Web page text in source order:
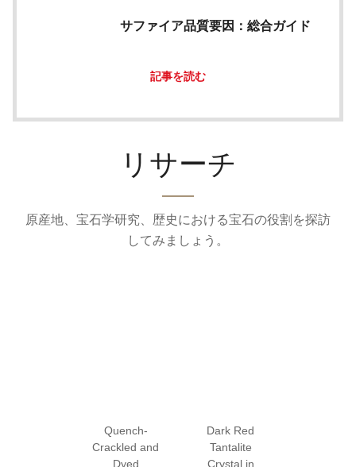
サファイア品質要因：総合ガイド
記事を読む
リサーチ
原産地、宝石学研究、歴史における宝石の役割を探訪
してみましょう。
Quench-
Crackled and
Dyed
Dark Red
Tantalite
Crystal in